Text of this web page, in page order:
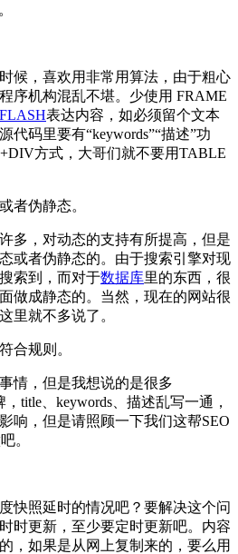
候，喜欢用非常用算法，由于粗心
序机构混乱不堪。少使用 FRAME
FLASH表达内容，如必须留个文本
代码里要有“keywords”“描述”功
方式，大哥们就不要用TABLE
者伪静态。
多，对动态的支持有所提高，但是
或者伪静态的。由于搜索引擎对现
索到，而对于数据库里的东西，很
做成静态的。当然，现在的网站很
里就不多说了。
合规则。
情，但是我想说的是很多
，title、keywords、描述乱写一通，
响，但是请照顾一下我们这帮SEO
。
快照延时的情况吧？要解决这个问
时更新，至少要定时更新吧。内容
，如果是从网上复制来的，要么用